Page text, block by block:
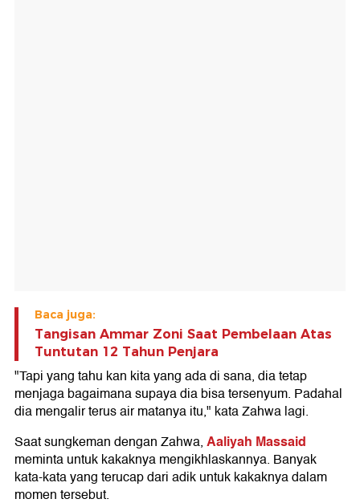
Baca juga:
Tangisan Ammar Zoni Saat Pembelaan Atas
Tuntutan 12 Tahun Penjara
"Tapi yang tahu kan kita yang ada di sana, dia tetap
menjaga bagaimana supaya dia bisa tersenyum. Padahal
dia mengalir terus air matanya itu," kata Zahwa lagi.
Saat sungkeman dengan Zahwa,Aaliyah Massaid
meminta untuk kakaknya mengikhlaskannya. Banyak
kata-kata yang terucap dari adik untuk kakaknya dalam
momen tersebut.